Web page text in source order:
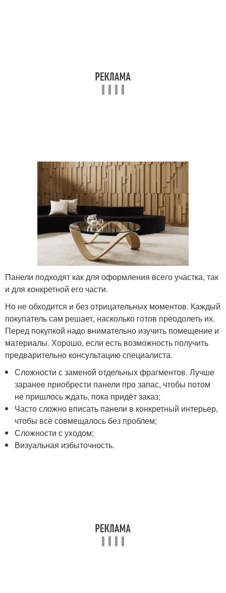
Панели подходят как для оформления всего участка, так
и для конкретной его части.
Но не обходится и без отрицательных моментов. Каждый
покупатель сам решает, насколько готов преодолеть их.
Перед покупкой надо внимательно изучить помещение и
материалы. Хорошо, если есть возможность получить
предварительно консультацию специалиста.
Сложности с заменой отдельных фрагментов. Лучше
заранее приобрести панели про запас, чтобы потом
не пришлось ждать, пока придёт заказ;
Часто сложно вписать панели в конкретный интерьер,
чтобы всё совмещалось без проблем;
Сложности с уходом;
Визуальная избыточность.